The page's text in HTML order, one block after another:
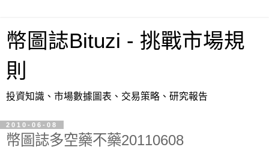
幣圖誌Bituzi - 挑戰市場規
則
投資知識、市場數據圖表、交易策略、研究報告
2010-06-08
幣圖誌多空藥不藥20110608